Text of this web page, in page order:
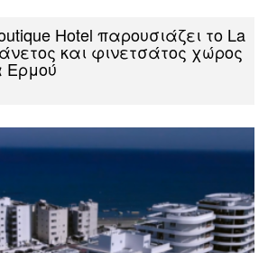
Hotel παρουσιάζει το La
και φινετσάτος χώρος
Ερμού